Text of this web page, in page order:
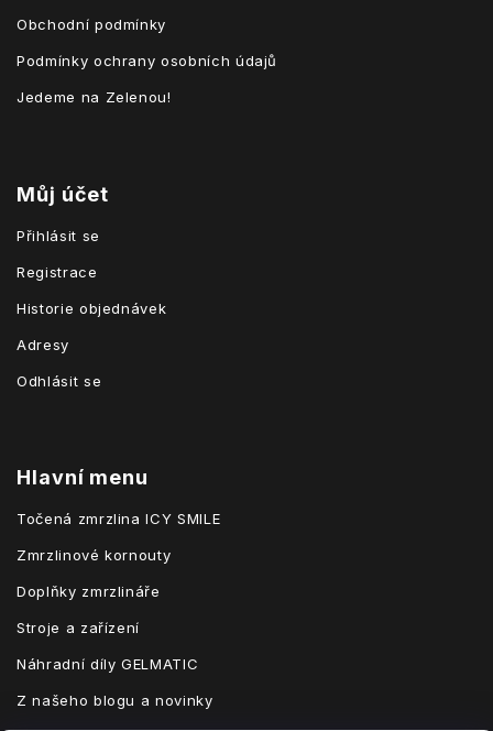
Obchodní podmínky
Podmínky ochrany osobních údajů
Jedeme na Zelenou!
Můj účet
Přihlásit se
Registrace
Historie objednávek
Adresy
Odhlásit se
Hlavní menu
Točená zmrzlina ICY SMILE
Zmrzlinové kornouty
Doplňky zmrzlináře
Stroje a zařízení
Náhradní díly GELMATIC
Z našeho blogu a novinky